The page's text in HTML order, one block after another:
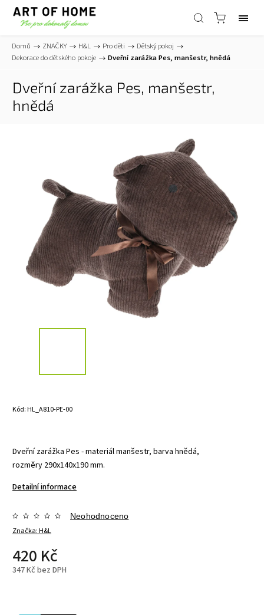
Domů / ZNAČKY / H&L / Pro děti / Dětský pokoj /
Dekorace do dětského pokoje / Dveřní zarážka Pes, manšestr, hnědá
Dveřní zarážka Pes, manšestr,
hnědá
Kód:HL_A810-PE-00
Dveřní zarážka Pes - materiál manšestr, barva hnědá,
rozměry 290x140x190 mm.
Detailní informace
Značka:H&L
Neohodnoceno
420 Kč
347 Kč bez DPH